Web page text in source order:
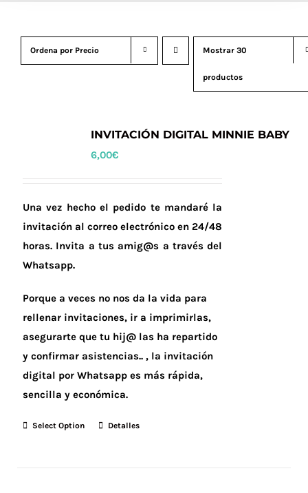
Ordena por Precio Mostrar 30
productos
INVITACIÓN DIGITAL MINNIE BABY
6,00€
Una vez hecho el pedido te mandaré la
invitación al correo electrónico en 24/48
horas. Invita a tus amig@s a través del
Whatsapp.
Porque a veces no nos da la vida para
rellenar invitaciones, ir a imprimirlas,
asegurarte que tu hij@ las ha repartido
y confirmar asistencias.. , la invitación
digital por Whatsapp es más rápida,
sencilla y económica.
Select Option Detalles